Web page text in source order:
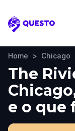
Questo
Home > Chicago
The
e o que